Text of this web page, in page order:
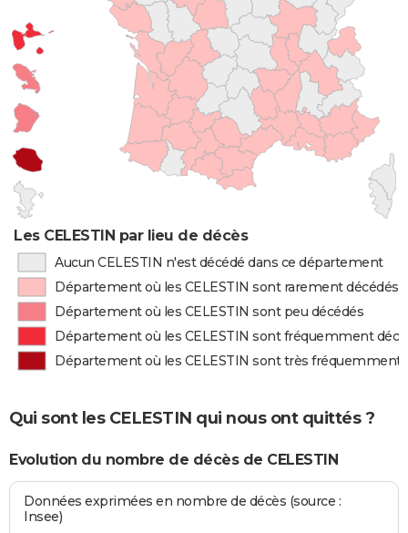
Les CELESTIN par lieu de décès
Aucun CELESTIN n'est décédé dans ce département
Département où les CELESTIN sont rarement décédés
Département où les CELESTIN sont peu décédés
Département où les CELESTIN sont fréquemment
Département où les CELESTIN sont très fréquemment
Qui sont les CELESTIN qui nous ont quittés ?
Evolution du nombre de décès de CELESTIN
Données exprimées en nombre de décès (source :
Insee)